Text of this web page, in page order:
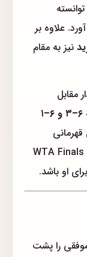
علاوه بر
نیز به مقام
مقابل
۶–۳ و ۶–۱
محسوب می‌شود، تاکنون موفق به فتح عنوان WTA Finals
او باشد.
را پشت